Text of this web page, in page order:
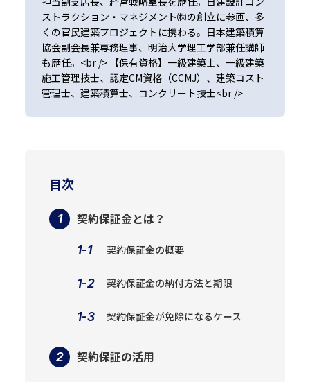
ストラクション・マネジメント㈱の創立に参画、多
くの官民建築プロジェクトに携わる。日本建築積算
協会副会長兼専務理事、明治大学理工学部兼任講師
も歴任。<br /> 【保有資格】一級建築士、一級建築
施工管理技士、認定CM資格（CCMJ）、建築コスト
管理士、建築積算士、コンクリート技士<br />
目次
契約保証金とは？
契約保証金の概要
契約保証金の納付方法と期限
契約保証金が免除になるケース
契約保証の活用